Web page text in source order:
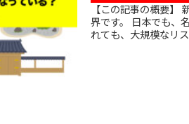
【この記事の概要】 新型コロナウイルスの世界的な蔓延で、最も打撃を受けたのは旅行業
界です。 日本でも、
れても、大規模なリ